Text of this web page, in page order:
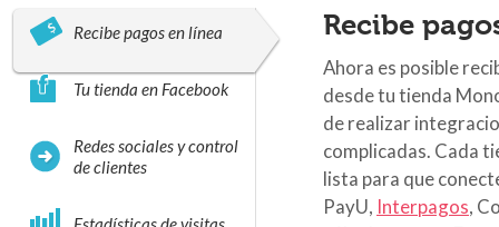
Recibe pagos en línea
Tu tienda en Facebook
Redes sociales y control
de clientes
Recibe
Ahora es posible
desde tu tienda
de realizar
complicadas. Cada
lista para que
PayU, Interpagos,